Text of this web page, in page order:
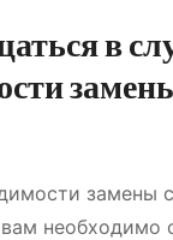
в
замены
необходимо